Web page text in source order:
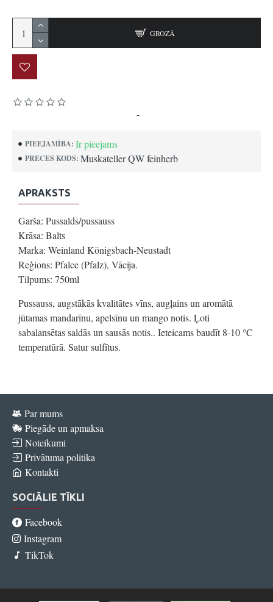
PIEEJAMĪBA: Ir pieejams
PRECES KODS: Muskateller QW feinherb
-
GROZĀ
APRAKSTS
Garša: Pussalds/pussauss
Krāsa: Balts
Marka: Weinland Königsbach-Neustadt
Reģions: Pfalce (Pfalz), Vācija.
Tilpums: 750ml
Pussauss, augstākās kvalitātes vīns, augļains un aromātā
jūtamas mandarīnu, apelsīnu un mango notis. Ļoti
sabalansētas saldās un sausās notis.. Ieteicams baudīt 8-10 °C
temperatūrā. Satur sulfītus.
Par mums
Piegāde un apmaksa
Noteikumi
Privātuma politika
Kontakti
SOCIĀLIE TĪKLI
Facebook
Instagram
TikTok